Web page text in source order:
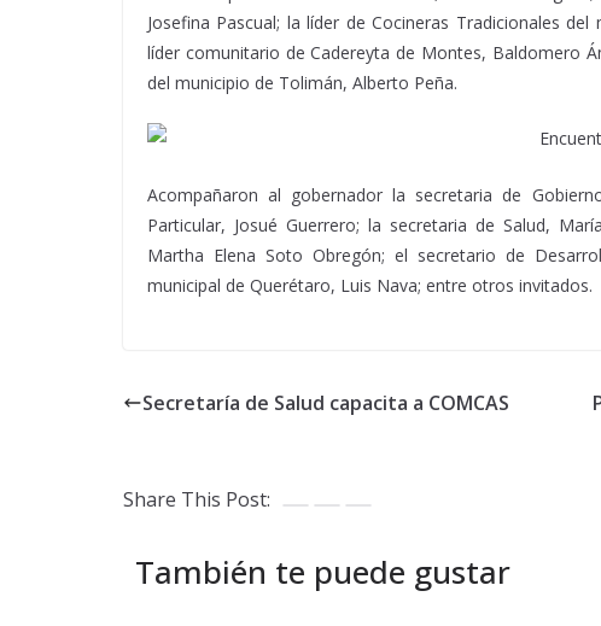
Josefina Pascual; la líder de Cocineras Tradicionales
líder comunitario de Cadereyta de Montes, Baldomero
del municipio de Tolimán, Alberto Peña.
Acompañaron al gobernador la secretaria de
Particular, Josué Guerrero; la secretaria de Salud,
Martha Elena Soto Obregón; el secretario de
municipal de Querétaro, Luis Nava; entre otros invitados.
Secretaría de Salud capacita a COMCAS
Share This Post:
También te puede gustar